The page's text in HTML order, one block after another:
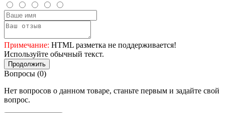
Примечание: HTML разметка не поддерживается!
Используйте обычный текст.
Продолжить
Вопросы (0)
Нет вопросов о данном товаре, станьте первым и задайте свой
вопрос.